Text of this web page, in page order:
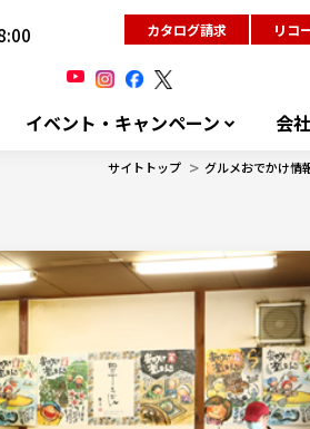
カタログ請求 リコ
イベント・キャンペーン 会
サイトトップ > グルメおでかけ情